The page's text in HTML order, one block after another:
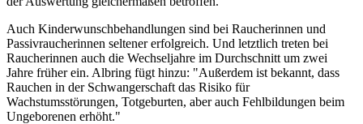
Auch Kinderwunschbehandlungen sind bei Raucherinnen und
Passivraucherinnen seltener erfolgreich. Und letztlich treten bei
Raucherinnen auch die Wechseljahre im Durchschnitt um zwei
Jahre früher ein. Albring fügt hinzu: "Außerdem ist bekannt, dass
Rauchen in der Schwangerschaft das Risiko für
Wachstumsstörungen, Totgeburten, aber auch Fehlbildungen beim
Ungeborenen erhöht."